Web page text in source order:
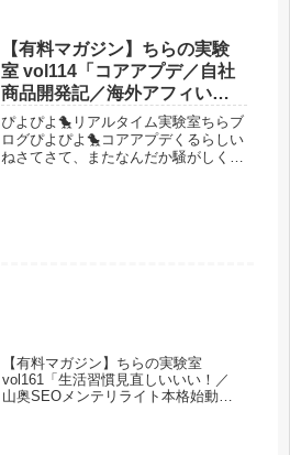
【有料マガジン】ちらの実験
室 vol114「コアアプデ／自社
商品開発記／海外アフィいい
い／物販近況報告／お勉強／
通販でアレ買ってみた件」
ぴよぴよ🐤リアルタイム実験室ちらブ
ログぴよぴよ🐤コアアプデくるらしい
ねさてさて、またなんだか騒がしくな
【有料マガジン】ちらの実験室
vol161「生活習慣見直しいいい！／
山奥SEOメンテリライト本格始動／